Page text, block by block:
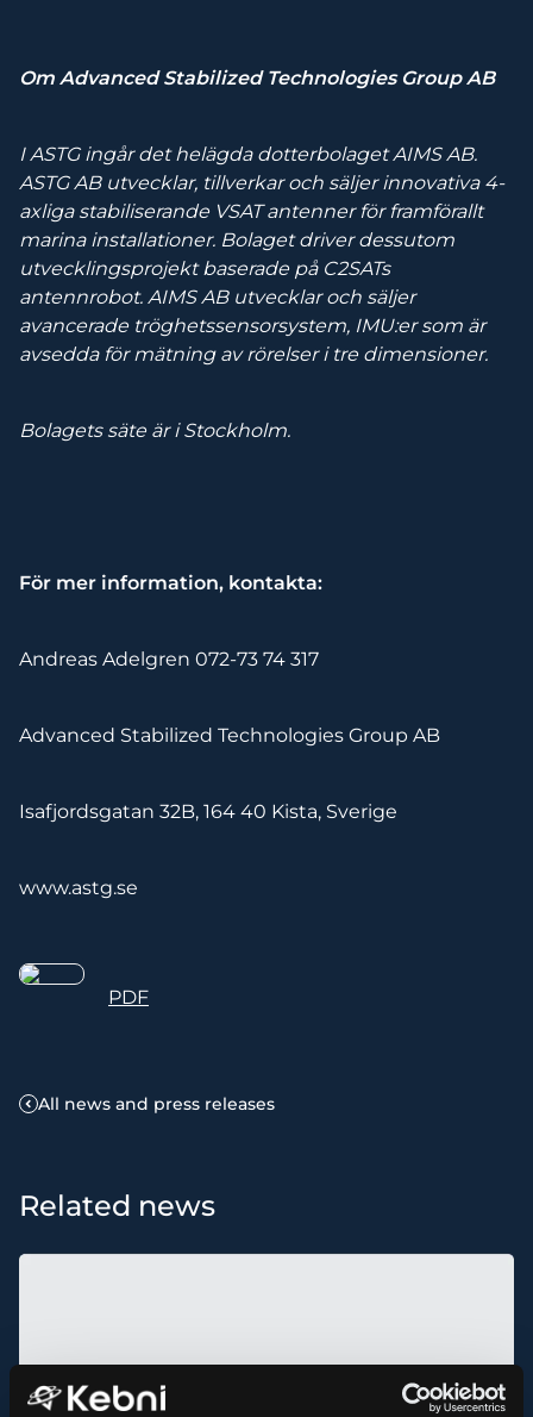
Om Advanced Stabilized Technologies Group AB
I ASTG ingår det helägda dotterbolaget AIMS AB.
ASTG AB utvecklar, tillverkar och säljer innovativa 4-
axliga stabiliserande VSAT antenner för framförallt
marina installationer. Bolaget driver dessutom
utvecklingsprojekt baserade på C2SATs
antennrobot. AIMS AB utvecklar och säljer
avancerade tröghetssensorsystem, IMU:er som är
avsedda för mätning av rörelser i tre dimensioner.
Bolagets säte är i Stockholm.
För mer information, kontakta:
Andreas Adelgren 072-73 74 317
Advanced Stabilized Technologies Group AB
Isafjordsgatan 32B, 164 40 Kista, Sverige
www.astg.se
PDF
All news and press releases
Related news